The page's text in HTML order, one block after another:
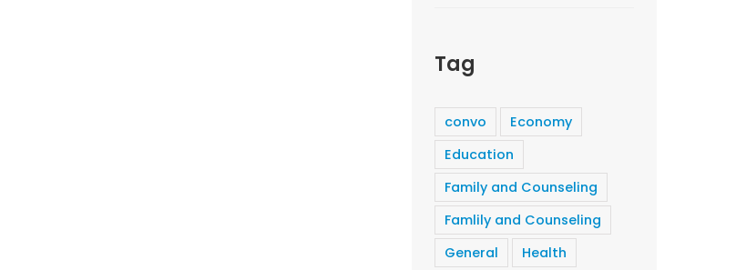
Tag
convo
Economy
Education
Family and Counseling
Famlily and Counseling
General
Health